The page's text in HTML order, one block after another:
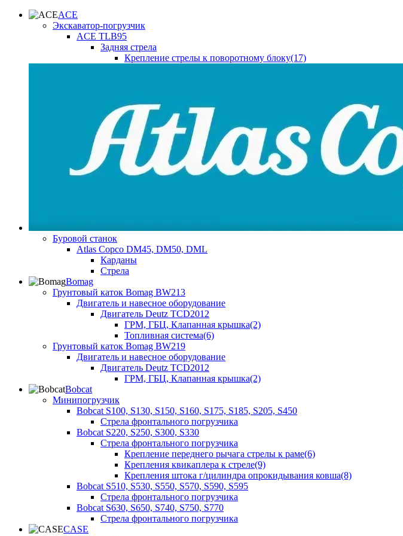
ACE
Экскаватор-погрузчик
ACE TLB95
Задняя стрела
Крепление стрелы к поворотному блоку(17)
Буровой станок
Atlas Copco DM45, DM50, DML
Карданы
Стрела
Bomag
Грунтовый каток Bomag BW213
Двигатель и навесное оборудование
Двигатель Deutz TCD2012
ГРМ, ГБЦ, Клапанная крышка(2)
Топливная система(6)
Грунтовый каток Bomag BW219
Двигатель и навесное оборудование
Двигатель Deutz TCD2012
ГРМ, ГБЦ, Клапанная крышка(2)
Bobcat
Минипогрузчик
Bobcat S100, S130, S150, S160, S175, S185, S205, S450
Стрела фронтального погрузчика
Bobcat S220, S250, S300, S330
Стрела фронтального погрузчика
Крепление переднего рычага стрелы к раме(6)
Крепления квикаплера к стреле(9)
Крепления штока г/цилиндра опрокидывания ковша(8)
Bobcat S510, S530, S550, S570, S590, S595
Стрела фронтального погрузчика
Bobcat S630, S650, S740, S750, S770
Стрела фронтального погрузчика
CASE